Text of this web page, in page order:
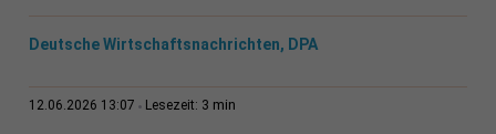
Deutsche Wirtschaftsnachrichten, DPA
12.06.2026 13:07 Lesezeit: 3 min